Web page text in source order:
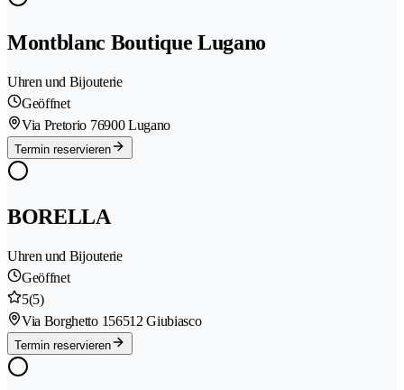
Montblanc Boutique Lugano
Uhren und Bijouterie
Geöffnet
Via Pretorio 76900 Lugano
Termin reservieren
BORELLA
Uhren und Bijouterie
Geöffnet
5(5)
Via Borghetto 156512 Giubiasco
Termin reservieren